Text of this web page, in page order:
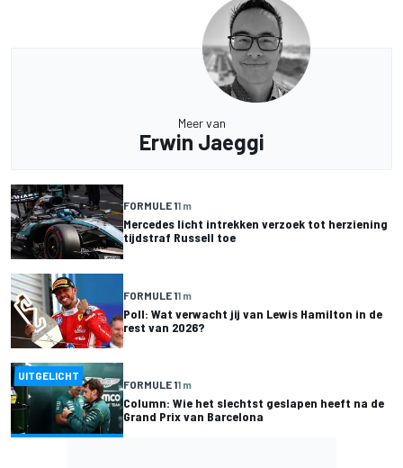
Meer van
Erwin Jaeggi
FORMULE 11 m
Mercedes licht intrekken verzoek tot herziening
tijdstraf Russell toe
FORMULE 11 m
Poll: Wat verwacht jij van Lewis Hamilton in de
rest van 2026?
UITGELICHT
FORMULE 11 m
Column: Wie het slechtst geslapen heeft na de
Grand Prix van Barcelona